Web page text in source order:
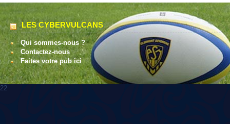
LES CYBERVULCANS
Qui sommes-nous ?
Contactez-nous
Faites votre pub ici
22